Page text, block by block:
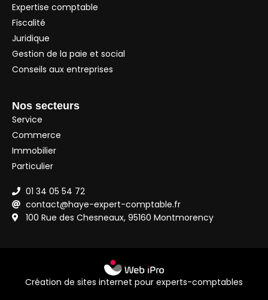
Expertise comptable
Fiscalité
Juridique
Gestion de la paie et social
Conseils aux entreprises
Nos secteurs
Service
Commerce
Immobilier
Particulier
01 34 05 54 72
contact@haye-expert-comptable.fr
100 Rue des Chesneaux, 95160 Montmorency
Création de sites internet pour experts-comptables